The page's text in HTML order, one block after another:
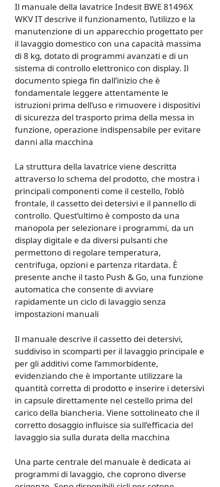
Il manuale della lavatrice Indesit BWE 81496X
WKV IT descrive il funzionamento, l’utilizzo e la
manutenzione di un apparecchio progettato per
il lavaggio domestico con una capacità massima
di 8 kg, dotato di programmi avanzati e di un
sistema di controllo elettronico con display. Il
documento spiega fin dall’inizio che è
fondamentale leggere attentamente le
istruzioni prima dell’uso e rimuovere i dispositivi
di sicurezza del trasporto prima della messa in
funzione, operazione indispensabile per evitare
danni alla macchina
La struttura della lavatrice viene descritta
attraverso lo schema del prodotto, che mostra i
principali componenti come il cestello, l’oblò
frontale, il cassetto dei detersivi e il pannello di
controllo. Quest’ultimo è composto da una
manopola per selezionare i programmi, da un
display digitale e da diversi pulsanti che
permettono di regolare temperatura,
centrifuga, opzioni e partenza ritardata. È
presente anche il tasto Push & Go, una funzione
automatica che consente di avviare
rapidamente un ciclo di lavaggio senza
impostazioni manuali
Il manuale descrive il cassetto dei detersivi,
suddiviso in scomparti per il lavaggio principale e
per gli additivi come l’ammorbidente,
evidenziando che è importante utilizzare la
quantità corretta di prodotto e inserire i detersivi
in capsule direttamente nel cestello prima del
carico della biancheria. Viene sottolineato che il
corretto dosaggio influisce sia sull’efficacia del
lavaggio sia sulla durata della macchina
Una parte centrale del manuale è dedicata ai
programmi di lavaggio, che coprono diverse